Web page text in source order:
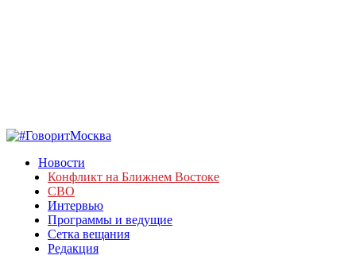
Новости
Конфликт на Ближнем Востоке
СВО
Интервью
Программы и ведущие
Сетка вещания
Редакция